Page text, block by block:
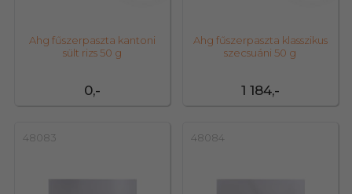
0,-
Ahg fűszerpaszta kantoni
sült rizs 50 g
1 184,-
Ahg fűszerpaszta klasszikus
szecsuáni 50 g
48083 48084